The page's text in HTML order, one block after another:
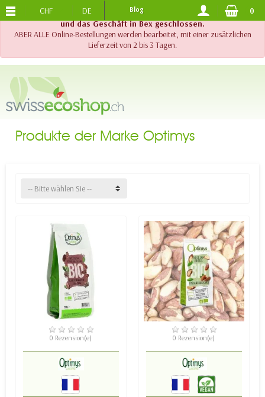
!! Wichtig !! Bis am 20. August 2026 sind der Telefonsupport
und das Geschäft in Bex geschlossen.
ABER ALLE Online-Bestellungen werden bearbeitet, mit einer zusätzlichen
Lieferzeit von 2 bis 3 Tagen.
KOSTENLOSER VERSAND AB 120.-
CHF DE Blog 0
Produkte der Marke Optimys
-- Bitte wählen Sie --
VERFÜGBAR
0 Rezension(e)
VERFÜGBAR
0 Rezension(e)